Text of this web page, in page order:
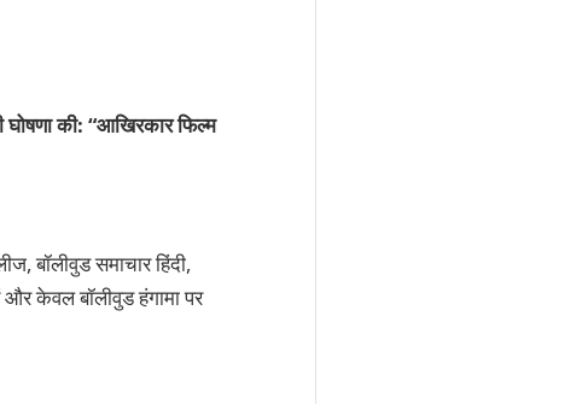
की: “आखिरकार फिल्म
बॉलीवुड समाचार हिंदी,
केवल बॉलीवुड हंगामा पर